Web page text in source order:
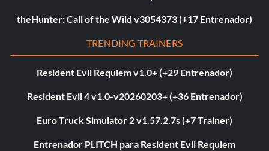
theHunter: Call of the Wild v3054373 (+17 Entrenador)
TRENDING TRAINERS
Resident Evil Requiem v1.0+ (+29 Entrenador)
Resident Evil 4 v1.0-v20260203+ (+36 Entrenador)
Euro Truck Simulator 2 v1.57.2.7s (+7 Trainer)
Entrenador PLITCH para Resident Evil Requiem